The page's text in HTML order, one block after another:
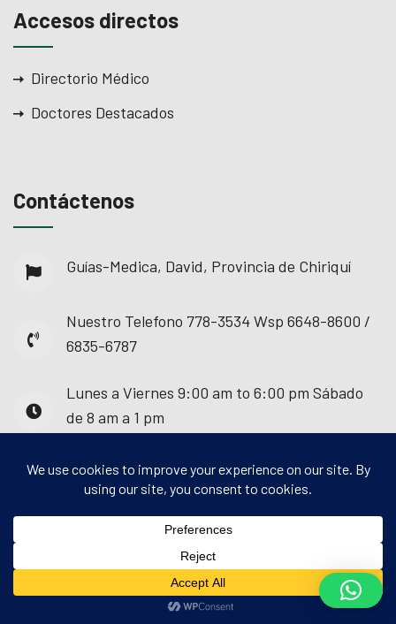
Accesos directos
Directorio Médico
Doctores Destacados
Contáctenos
Guías-Medica, David, Provincia de Chiriquí
Nuestro Telefono 778-3534 Wsp 6648-8600 /
6835-6787
Lunes a Viernes 9:00 am to 6:00 pm Sábado
de 8 am a 1 pm
© 2025 - Guías Médica. Todos los derechos
reservados.